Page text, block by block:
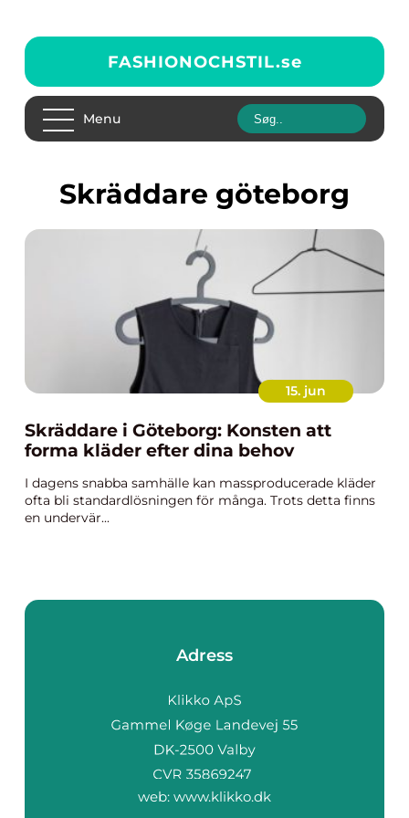
FASHIONOCHSTIL.se
Menu
Skräddare göteborg
15. jun
Skräddare i Göteborg: Konsten att
forma kläder efter dina behov
I dagens snabba samhälle kan massproducerade kläder
ofta bli standardlösningen för många. Trots detta finns
en undervär...
Adress
web: www.klikko.dk